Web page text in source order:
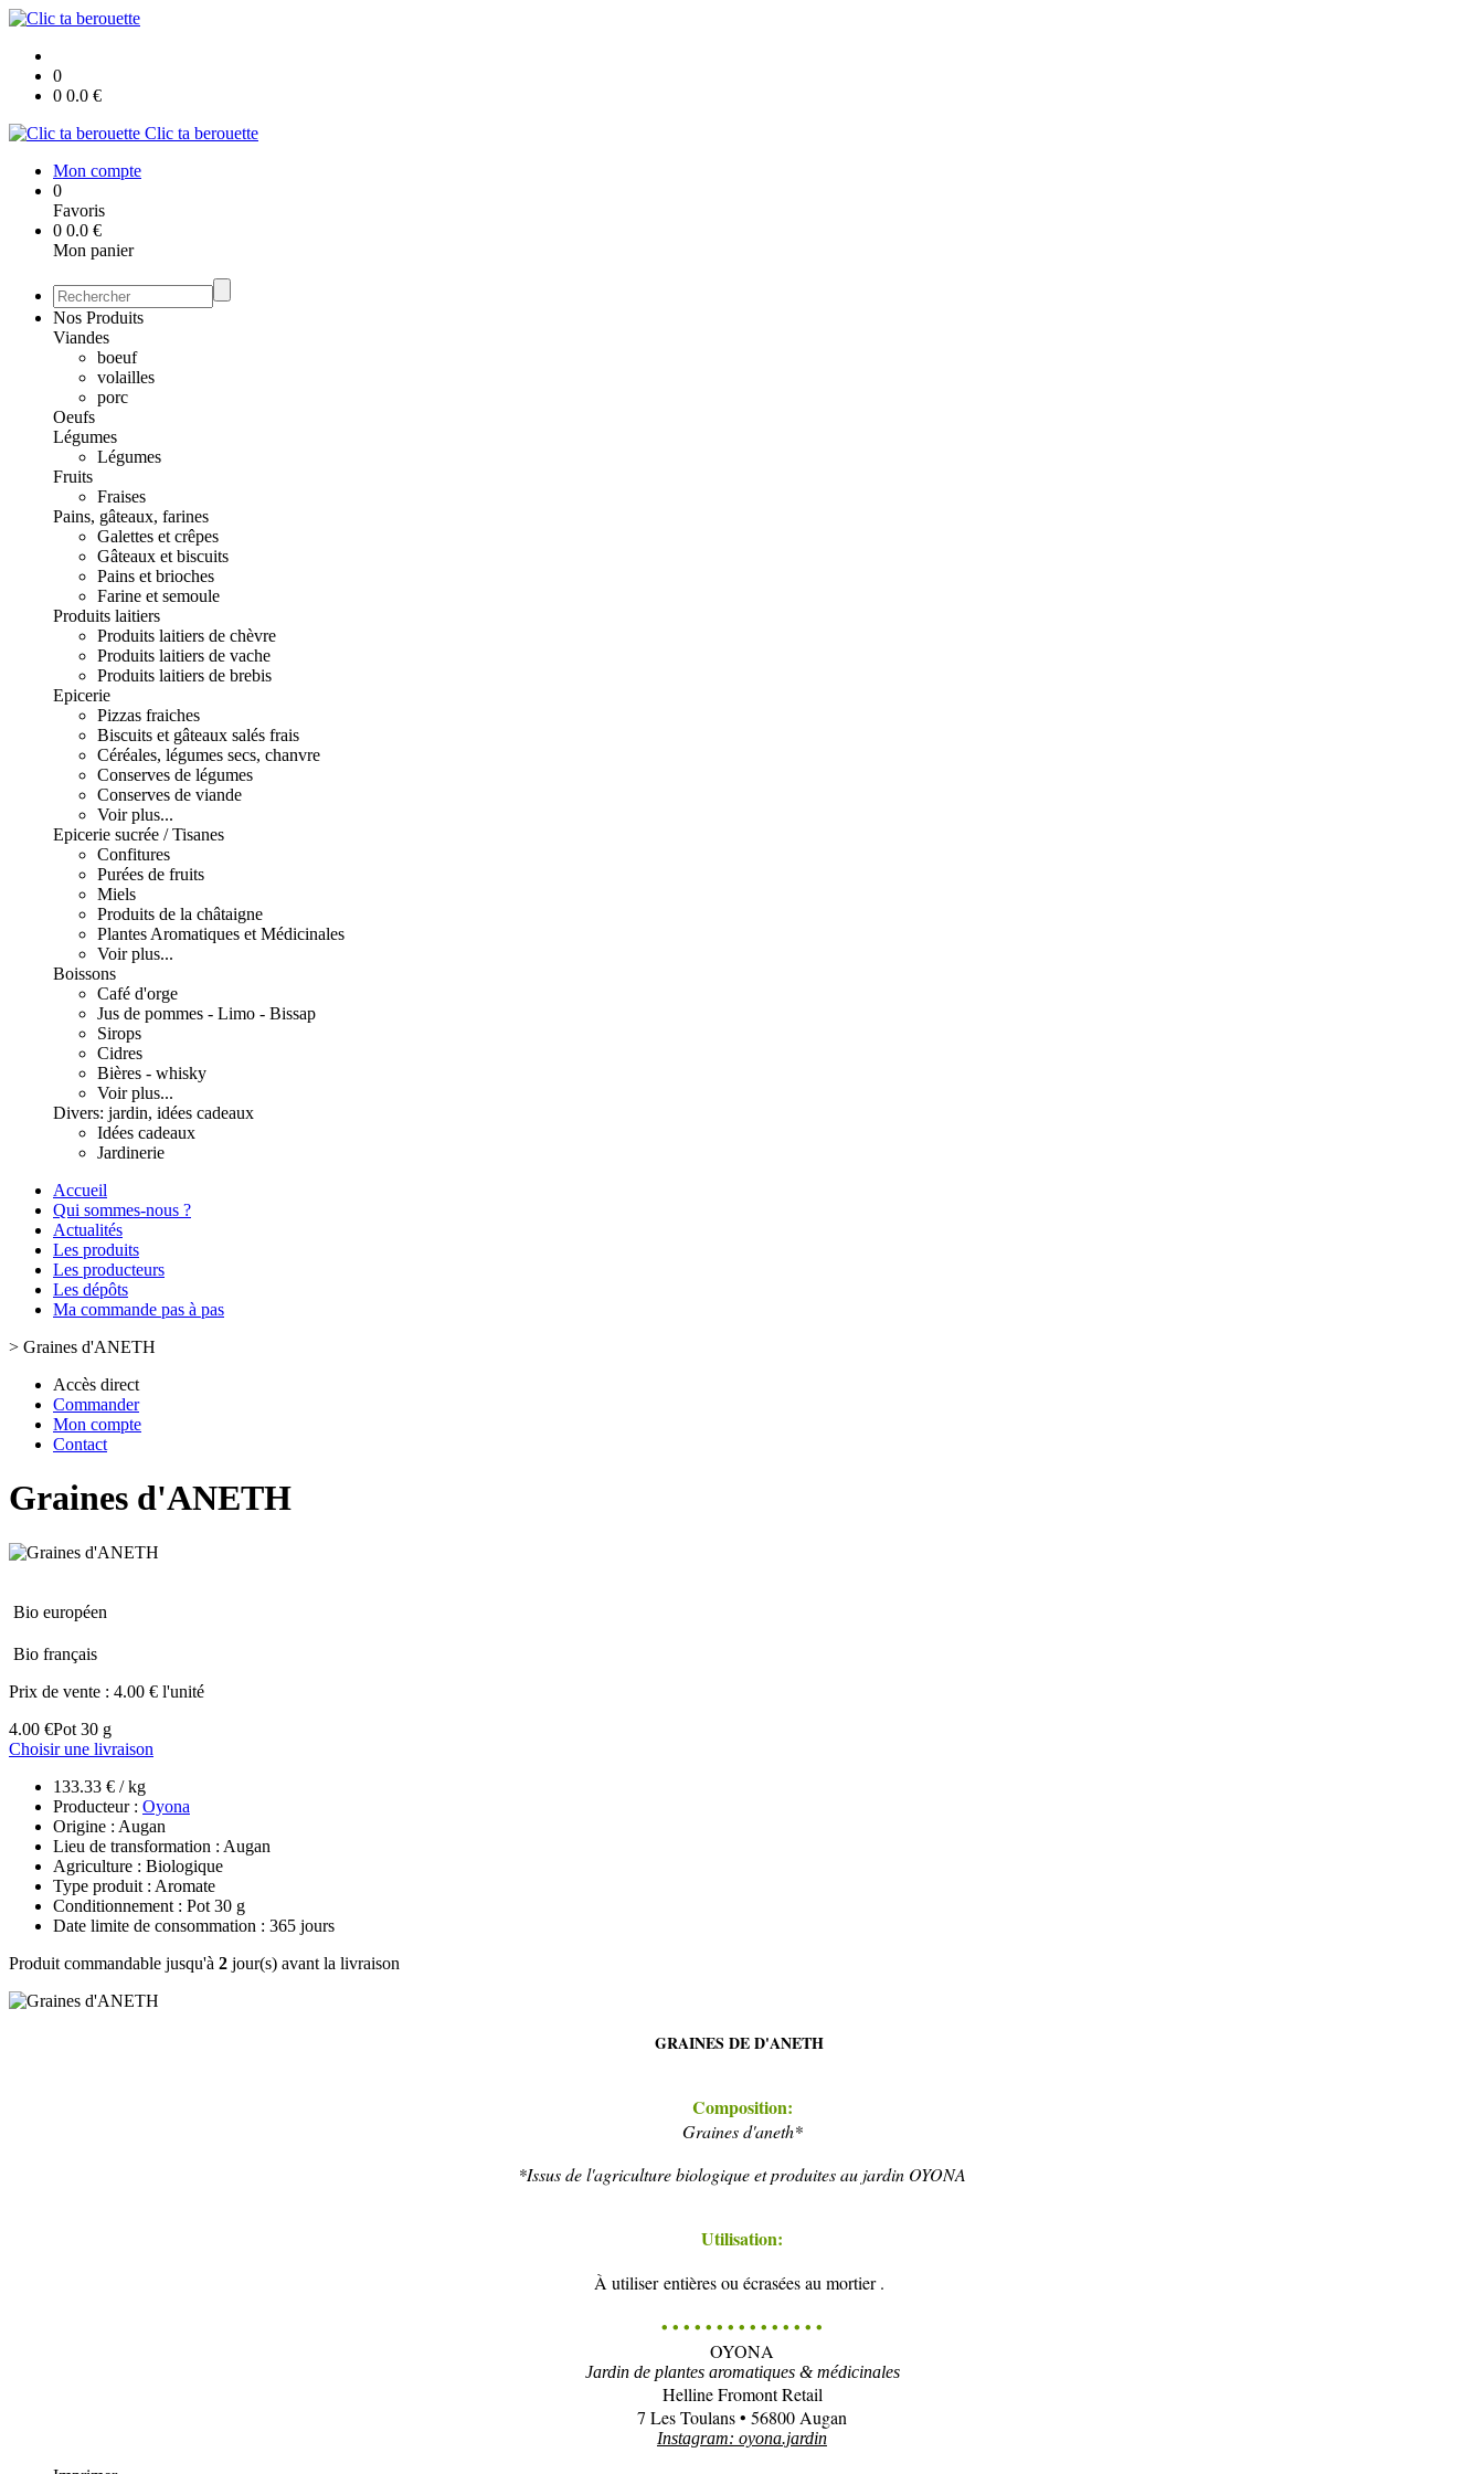
0
0 0.0 €
Clic ta berouette
Mon compte
0
Favoris
0 0.0 €
Mon panier
Nos Produits
Viandes
boeuf
volailles
porc
Oeufs
Légumes
Légumes
Fruits
Fraises
Pains, gâteaux, farines
Galettes et crêpes
Gâteaux et biscuits
Pains et brioches
Farine et semoule
Produits laitiers
Produits laitiers de chèvre
Produits laitiers de vache
Produits laitiers de brebis
Epicerie
Pizzas fraiches
Biscuits et gâteaux salés frais
Céréales, légumes secs, chanvre
Conserves de légumes
Conserves de viande
Voir plus...
Epicerie sucrée / Tisanes
Confitures
Purées de fruits
Miels
Produits de la châtaigne
Plantes Aromatiques et Médicinales
Voir plus...
Boissons
Café d'orge
Jus de pommes - Limo - Bissap
Sirops
Cidres
Bières - whisky
Voir plus...
Divers: jardin, idées cadeaux
Idées cadeaux
Jardinerie
Accueil
Qui sommes-nous ?
Actualités
Les produits
Les producteurs
Les dépôts
Ma commande pas à pas
> Graines d'ANETH
Accès direct
Commander
Mon compte
Contact
Graines d'ANETH
Bio européen
Bio français
Prix de vente : 4.00 € l'unité
4.00 €Pot 30 g
Choisir une livraison
133.33 € / kg
Producteur : Oyona
Origine : Augan
Lieu de transformation : Augan
Agriculture : Biologique
Type produit : Aromate
Conditionnement : Pot 30 g
Date limite de consommation : 365 jours
Produit commandable jusqu'à 2 jour(s) avant la livraison
GRAINES DE D'ANETH
Composition:
Graines d'aneth*
*Issus de l'agriculture biologique et produites au jardin OYONA
Utilisation:
À utiliser entières ou écrasées au mortier .
• • • • • • • • • • • • • • •
OYONA
Jardin de plantes aromatiques & médicinales
Helline Fromont Retail
7 Les Toulans • 56800 Augan
Instagram: oyona.jardin